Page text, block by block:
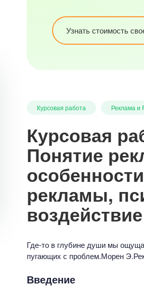
Узнать стоимость
Курсовая работа Реклама и
Курсовая
Понятие
рекламы,
Где-то в глубине души мы
пугающих с проблем.Морен
Введение